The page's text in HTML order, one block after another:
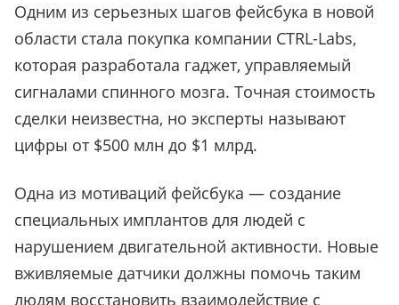
Одним из серьезных шагов фейсбука в новой
области стала покупка компании CTRL-Labs,
которая разработала гаджет, управляемый
сигналами спинного мозга. Точная стоимость
сделки неизвестна, но эксперты называют
цифры от $500 млн до $1 млрд.
Одна из мотиваций фейсбука — создание
специальных имплантов для людей с
нарушением двигательной активности. Новые
вживляемые датчики должны помочь таким
людям восстановить взаимодействие с